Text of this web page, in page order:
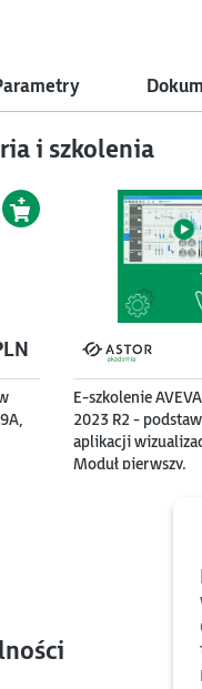
i szkolenia
E-szkolenie
2023 R2 -
aplikacji
Moduł pierwszy.